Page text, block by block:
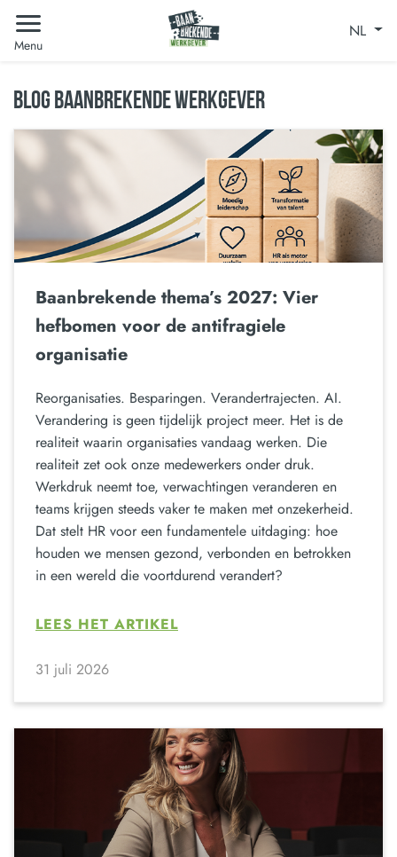
Menu
NL
BLOG BAANBREKENDE WERKGEVER
Baanbrekende thema’s 2027: Vier
hefbomen voor de antifragiele
organisatie
Reorganisaties. Besparingen. Verandertrajecten. AI.
Verandering is geen tijdelijk project meer. Het is de
realiteit waarin organisaties vandaag werken. Die
realiteit zet ook onze medewerkers onder druk.
Werkdruk neemt toe, verwachtingen veranderen en
teams krijgen steeds vaker te maken met onzekerheid.
Dat stelt HR voor een fundamentele uitdaging: hoe
houden we mensen gezond, verbonden en betrokken
in een wereld die voortdurend verandert?
LEES HET ARTIKEL
31 juli 2026